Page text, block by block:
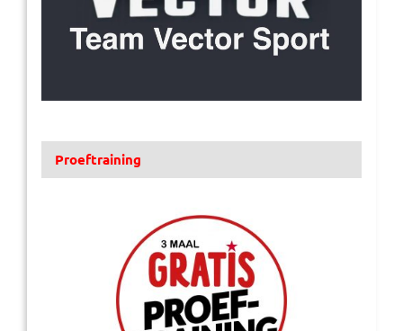
Proeftraining